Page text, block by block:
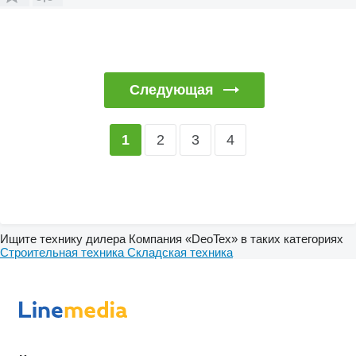
Следующая
1 2 3 4
Ищите технику дилера Компания «DeoTex» в таких категориях
Строительная техника Складская техника